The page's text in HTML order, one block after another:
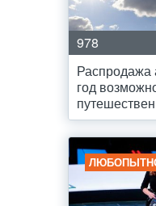
978
Распродажа
год